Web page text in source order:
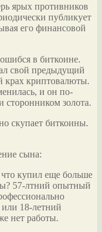
ярых противников
публикует
его финансовой
в биткоине.
свой предыдущий
крах криптовалюты.
и он по-
сторонником золота.
скупает биткоины.
сына:
купил еще больше
57-лтний опытный
или 18-летний
нет работы.